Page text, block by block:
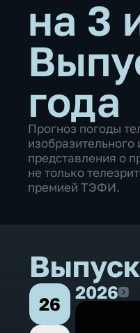
на 3
года
Прогноз погоды
представления о
не только
премией ТЭФИ.
26
20262026